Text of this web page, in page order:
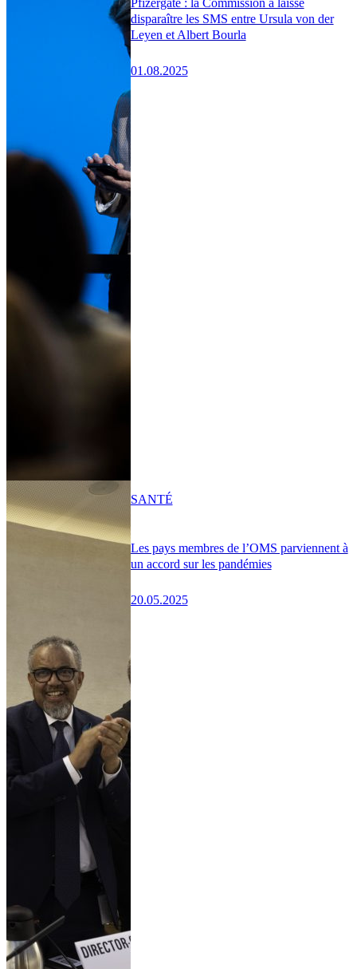
disparaître les SMS entre Ursula von der
Leyen et Albert Bourla
01.08.2025
Les pays membres de l’OMS parviennent à
un accord sur les pandémies
20.05.2025
SANTÉ